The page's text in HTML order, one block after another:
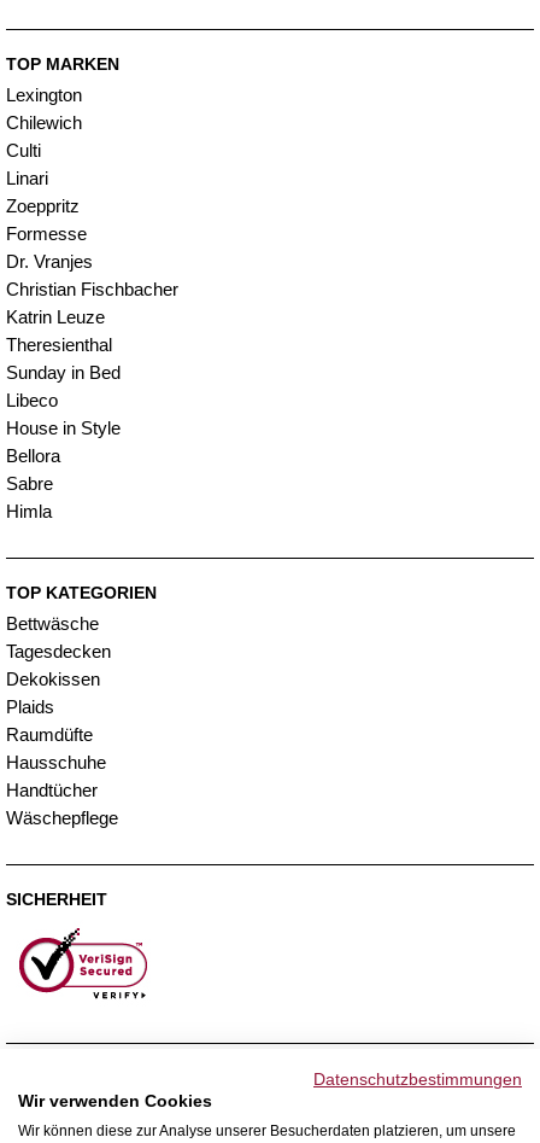
TOP MARKEN
Lexington
Chilewich
Culti
Linari
Zoeppritz
Formesse
Dr. Vranjes
Christian Fischbacher
Katrin Leuze
Theresienthal
Sunday in Bed
Libeco
House in Style
Bellora
Sabre
Himla
TOP KATEGORIEN
Bettwäsche
Tagesdecken
Dekokissen
Plaids
Raumdüfte
Hausschuhe
Handtücher
Wäschepflege
SICHERHEIT
Datenschutzbestimmungen
Wir verwenden Cookies
Wir können diese zur Analyse unserer Besucherdaten platzieren, um unsere